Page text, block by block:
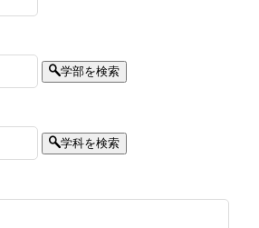
学部を検索
学科を検索